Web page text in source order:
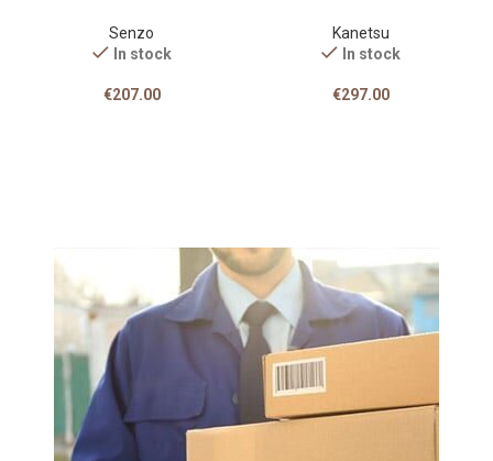
Senzo
In stock
€207.00
Kanetsu
In stock
€297.00